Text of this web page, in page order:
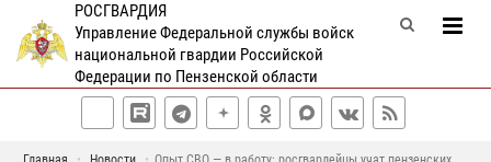
РОСГВАРДИЯ
Управление Федеральной службы войск
национальной гвардии Российской
Федерации по Пензенской области